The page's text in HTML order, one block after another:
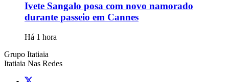
Ivete Sangalo posa com novo namorado
durante passeio em Cannes
Há 1 hora
Grupo Itatiaia
Itatiaia Nas Redes